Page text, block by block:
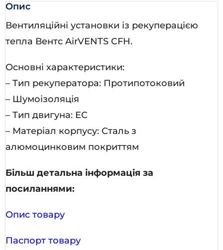
Опис
Вентиляційні установки із рекуперацією
тепла Вентс AirVENTS CFH.
Основні характеристики:
– Тип рекуператора: Протипотоковий
– Шумоізоляція
– Тип двигуна: EC
– Матеріал корпусу: Сталь з
алюмоцинковим покриттям
Більш детальна інформація за
посиланнями:
Опис товару
Паспорт товару